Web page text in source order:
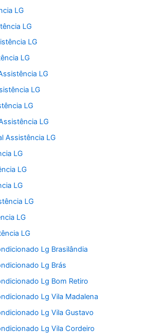
LG
LG
LG
LG
LG
LG
LG
LG
Assistência LG
LG
LG
LG
LG
LG
LG
Lg Brasilândia
Lg Brás
Lg Bom Retiro
Lg Vila Madalena
Lg Vila Gustavo
Lg Vila Cordeiro